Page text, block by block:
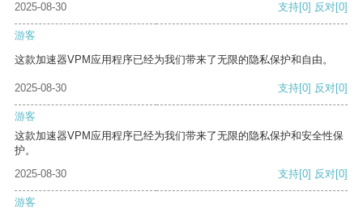
2025-08-30 支持[0] 反对[0]
游客
这款加速器VPM应用程序已经为我们带来了无限的隐私保护和自由。
2025-08-30 支持[0] 反对[0]
游客
这款加速器VPM应用程序已经为我们带来了无限的隐私保护和安全性保
护。
2025-08-30
支持[0] 反对[0]
游客